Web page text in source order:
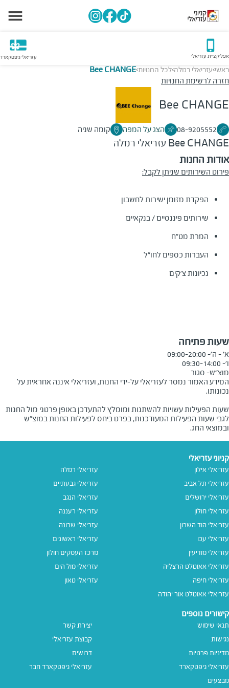
אפליקציית עזריאלי עזריאלי גיפטקארד
ראשי>עזריאלי רמלה>לכל החנויות>
Bee CHANGE
חזרה לרשימת החנויות
Bee CHANGE
08-9205552 הצג על המפה קומה שניה
Bee CHANGE עזריאלי רמלה
אודות החנות
פירוט השירותים שניתן לקבל:
הפקדת מזומן ישירות לחשבון
שירותים פיננסיים / בנקאיים
המרת מט״ח
העברות כספים לחו״ל
נכיונות צ’קים
שעות פתיחה
מוצ"ש- סגור
המידע האמור נמסר לעזריאלי על-ידי החנות, ועזריאלי איננה אחראית על
שעות הפעילות עשויות להשתנות ומומלץ להתעדכן באופן פרטני מול החנות
לגבי שעות הפעילות המעודכנות, בפרט ביחס לפעילות החנות במוצ"ש
ובמוצאי החג.
קניוני עזריאלי
עזריאלי אילון
עזריאלי תל אביב
עזריאלי ירושלים
עזריאלי חולון
עזריאלי הוד השרון
עזריאלי עכו
עזריאלי מודיעין
עזריאלי אאוטלט הרצליה
עזריאלי חיפה
עזריאלי אאוטלט אור יהודה
עזריאלי רמלה
עזריאלי גבעתיים
עזריאלי הנגב
עזריאלי רעננה
עזריאלי שרונה
עזריאלי ראשונים
מרכז העסקים חולון
עזריאלי מול הים
עזריאלי טאון
קישורים נוספים
תנאי שימוש
נגישות
מדיניות פרטיות
עזריאלי גיפטקארד
מבצעים
יצירת קשר
קבוצת עזריאלי
דרושים
עזריאלי גיפטקארד חבר‎